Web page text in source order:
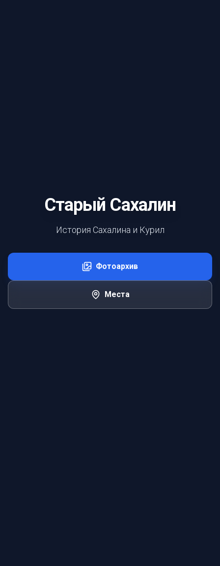
Старый Сахалин
История Сахалина и Курил
Фотоархив
Места